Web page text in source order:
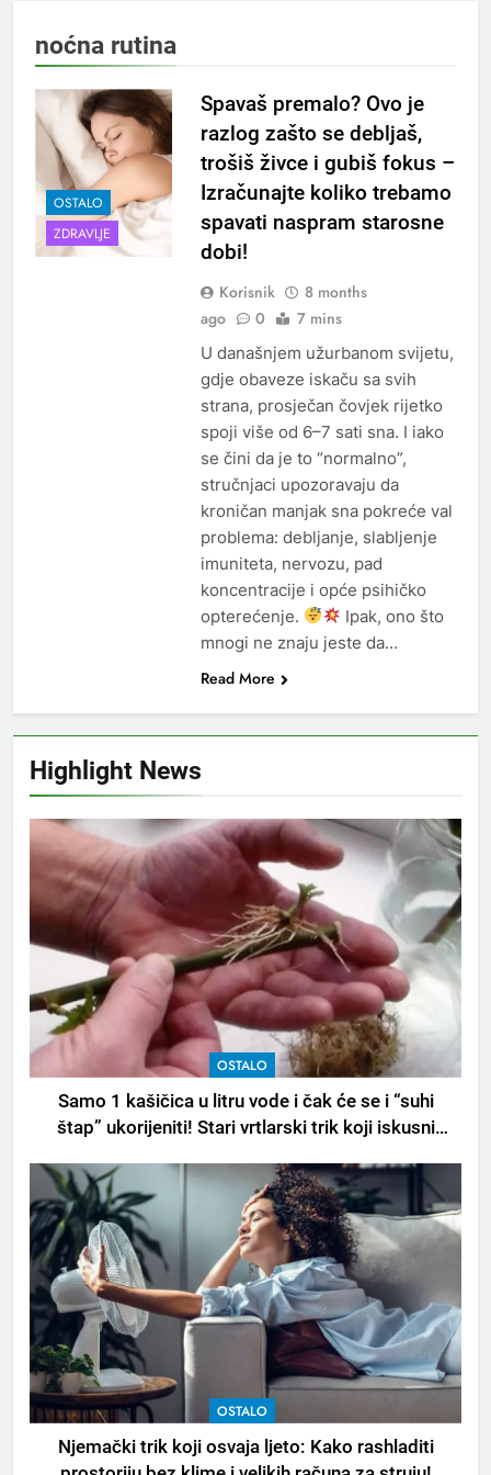
Highlight News
OSTALO
Samo 1 kašičica u litru vode i čak će se i “suhi
štap” ukorijeniti! Stari vrtlarski trik koji iskusni
OSTALO
Njemački trik koji osvaja ljeto: Kako rashladiti
noćna rutina
OSTALO
ZDRAVLJE
Spavaš premalo? Ovo je
razlog zašto se debljaš,
trošiš živce i gubiš fokus –
Izračunajte koliko trebamo
spavati naspram starosne
dobi!
Korisnik
8 months
ago
0 7 mins
U današnjem užurbanom svijetu,
gdje obaveze iskaču sa svih
strana, prosječan čovjek rijetko
spoji više od 6–7 sati sna. I iako
se čini da je to “normalno”,
stručnjaci upozoravaju da
kroničan manjak sna pokreće val
problema: debljanje, slabljenje
imuniteta, nervozu, pad
koncentracije i opće psihičko
opterećenje.
Ipak, ono što
mnogi ne znaju jeste da…
Read More